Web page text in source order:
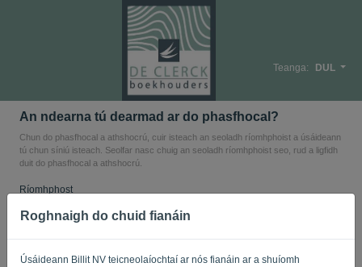
Roghnaigh do chuid fianáin
Úsáideann Billit NV teicneolaíochtaí ar nós fianáin ar a shuíomh
Teanga: DUL
An ndearna tú dearmad ar do phasfhocal?
Chun do phasfhocal a athshocrú, cuir isteach an seoladh ríomhphoist a úsáideann
tú chun síniú isteach. Seolfar nasc chuig an seoladh ríomhphoist seo, rud a ligfidh
duit do phasfhocal a athshocrú.
Ríomhphost